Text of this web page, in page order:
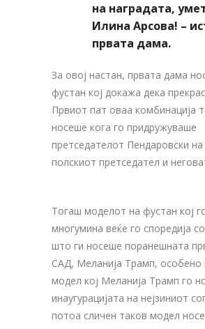
на наградата,
Илина Арсова! –
првата дама.
За овој настан, првата дама
фустан кој докажа дека
Првиот пат оваа комбинација
носеше кога го придружуваше
претседателот Пендаровски
полскиот претседател и
Тогаш моделот на фустан кој
многумина веќе го споредија
што ги носеше поранешната
САД, Меланија Трамп, особено
модел кој Меланија Трамп го
инаугурацијата на нејзиниот
потоа сличен таков модел